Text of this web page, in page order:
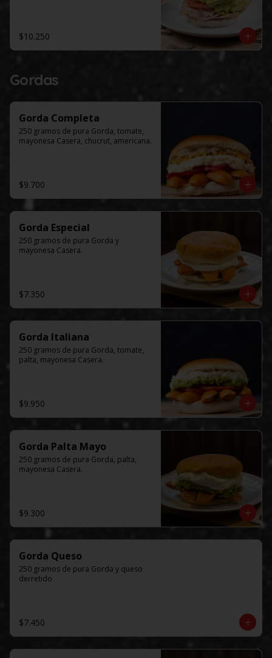
$10.250
Gordas
Gorda Completa
250 gramos de pura Gorda, tomate,
mayonesa Casera, chucrut, americana.
$9.700
Gorda Especial
250 gramos de pura Gorda y
mayonesa Casera.
$7.350
Gorda Italiana
250 gramos de pura Gorda, tomate,
palta, mayonesa Casera.
$9.950
Gorda Palta Mayo
250 gramos de pura Gorda, palta,
mayonesa Casera.
$9.300
Gorda Queso
250 gramos de pura Gorda y queso
derretido
$7.450